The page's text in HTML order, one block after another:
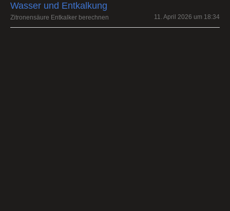
Wasser und Entkalkung
Zitronensäure Entkalker berechnen 11. April 2026 um 18:34